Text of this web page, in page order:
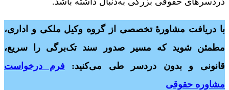
با دریافت مشاورۀ تخصصی از گروه وکیل ملکی و اداری،
مطمئن شوید که مسیر صدور سند تک‌برگی را سریع،
قانونی و بدون دردسر طی می‌کنید: فرم درخواست
مشاوره حقوقی